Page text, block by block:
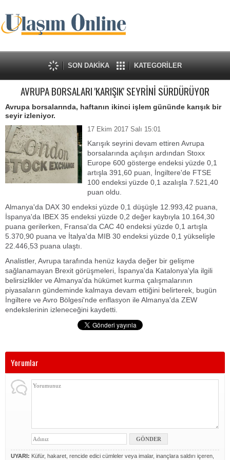
SON DAKİKA KATEGORİLER
AVRUPA BORSALARI 'KARIŞIK' SEYRİNİ SÜRDÜRÜYOR
Avrupa borsalarında, haftanın ikinci işlem gününde karışık bir
seyir izleniyor.
17 Ekim 2017 Salı 15:01
Karışık seyrini devam ettiren Avrupa
borsalarında açılışın ardından Stoxx
Europe 600 gösterge endeksi yüzde 0,1
artışla 391,60 puan, İngiltere'de FTSE
100 endeksi yüzde 0,1 azalışla 7.521,40
puan oldu.
Almanya'da DAX 30 endeksi yüzde 0,1 düşüşle 12.993,42 puana,
İspanya'da IBEX 35 endeksi yüzde 0,2 değer kaybıyla 10.164,30
puana gerilerken, Fransa'da CAC 40 endeksi yüzde 0,1 artışla
5.370,90 puana ve İtalya'da MIB 30 endeksi yüzde 0,1 yükselişle
22.446,53 puana ulaştı.
Analistler, Avrupa tarafında henüz kayda değer bir gelişme
sağlanamayan Brexit görüşmeleri, İspanya'da Katalonya'yla ilgili
belirsizlikler ve Almanya'da hükümet kurma çalışmalarının
piyasaların gündeminde kalmaya devam ettiğini belirterek, bugün
İngiltere ve Avro Bölgesi'nde enflasyon ile Almanya'da ZEW
endekslerinin izleneceğini kaydetti.
Yorumlar
UYARI: Küfür, hakaret, rencide edici cümleler veya imalar, inançlara saldırı içeren,